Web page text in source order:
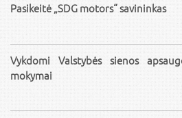
Pasikeitė „SDG motors“ savininkas
Vykdomi Valstybės sienos
mokymai